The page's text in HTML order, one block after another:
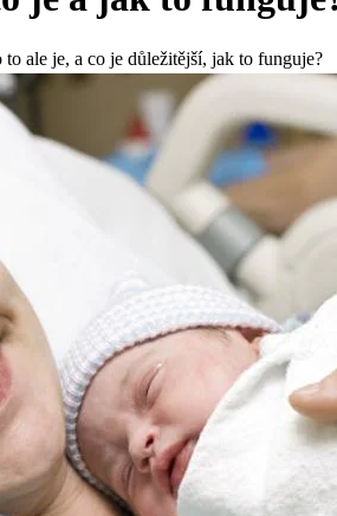
ale je, a co je důležitější, jak to funguje?